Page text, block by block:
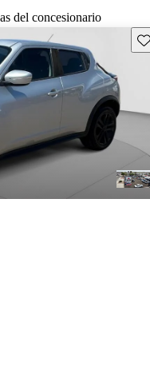
del concesionario